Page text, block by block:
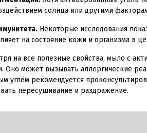
солнца или другими
Некоторые исследования
на состояние кожи и организма в
на все полезные свойства, мыло с
Оно может вызывать аллергические
углём рекомендуется
пересушивание и раздражение.